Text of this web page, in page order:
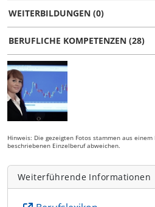
WEITERBILDUNGEN (0)
BERUFLICHE KOMPETENZEN (28)
Hinweis: Die gezeigten Fotos stammen aus
beschriebenen Einzelberuf abweichen.
Weiterführende Informationen